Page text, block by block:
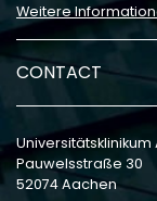
Weitere
CONTACT
Universitätsklinikum
Pauwelsstraße 30
52074 Aachen